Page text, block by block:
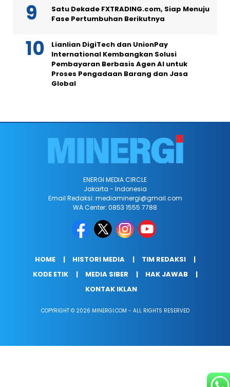
Satu Dekade FXTRADING.com, Siap Menuju
Fase Pertumbuhan Berikutnya
Lianlian DigiTech dan UnionPay
International Kembangkan Solusi
Pembayaran Berbasis Agen AI untuk
Proses Pengadaan Barang dan Jasa
Global
ENERGI MEDIA CIRCLE
Jakarta - Indonesia
Email Redaksi: mediaminergi@gmail.com
WA Center: 0853 1555 7788
HOME HISTORI MEDIA
TIM REDAKSI
KODE ETIK
MEDIA SIBER
HAK JAWAB
KONTAK IKLAN
COPYRIGHT © 2026 MINERGI.COM - ALL RIGHTS RESERVED